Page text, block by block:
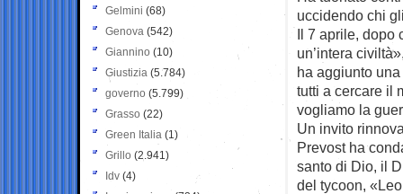
uccidendo chi
Il 7 aprile, dopo
un’intera
ha aggiunto
tutti a cercare il
vogliamo la
Un invito
Prevost ha
santo di Dio, il
del tycoon,
Gelmini (68)
Genova (542)
Giannino (10)
Giustizia (5.784)
governo (5.799)
Grasso (22)
Green Italia (1)
Grillo (2.941)
Idv (4)